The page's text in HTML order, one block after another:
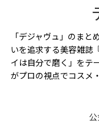
「デジャヴュ」のま
いを追求する美容雑誌
イは自分で磨く」をテ
がプロの視点でコスメ